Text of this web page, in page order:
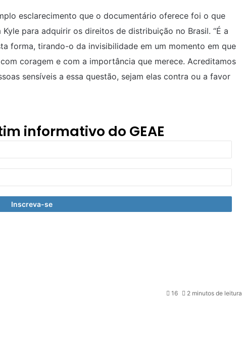
esclarecimento que o documentário oferece foi o que
para adquirir os direitos de distribuição no Brasil. “É a
forma, tirando-o da invisibilidade em um momento em que
coragem e com a importância que merece. Acreditamos
sensíveis a essa questão, sejam elas contra ou a favor
informativo do GEAE
16 2 minutos de leitura